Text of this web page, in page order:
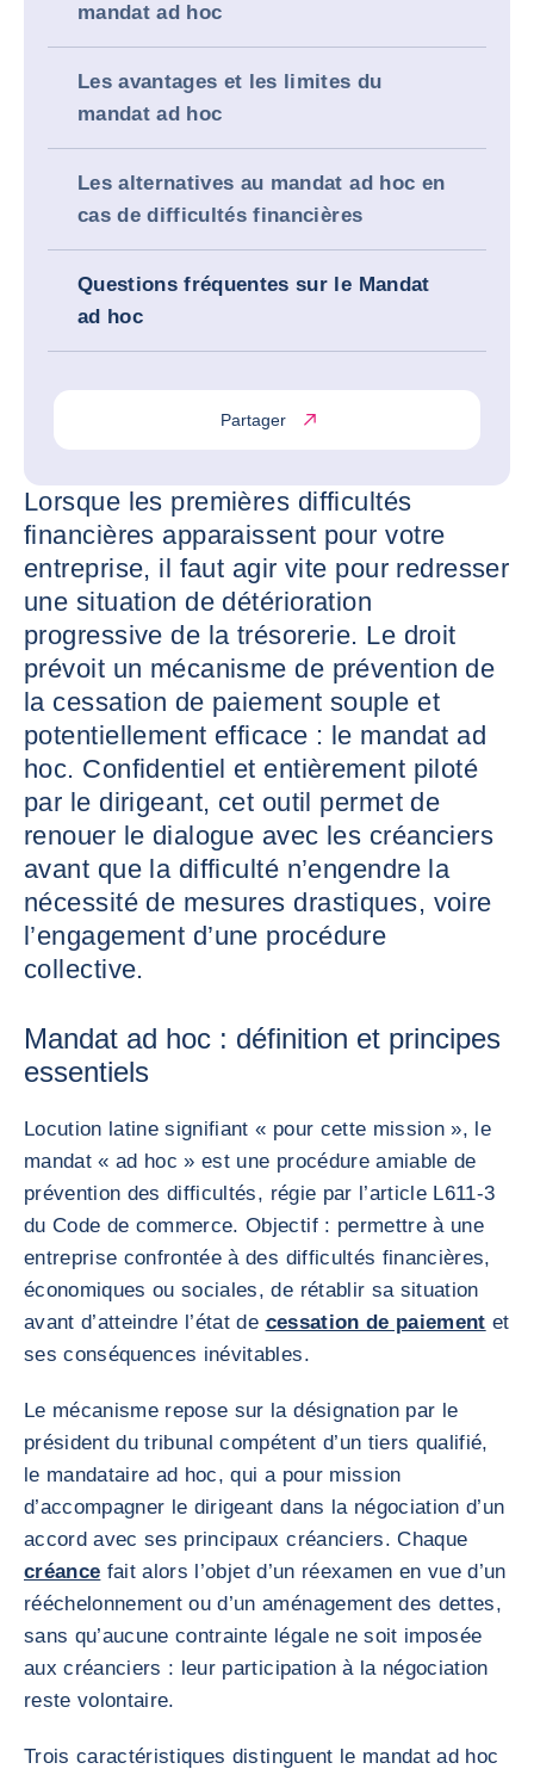
mandat ad hoc
Les avantages et les limites du
mandat ad hoc
Les alternatives au mandat ad hoc en
cas de difficultés financières
Questions fréquentes sur le Mandat
ad hoc
Partager
Lorsque les premières difficultés
financières apparaissent pour votre
entreprise, il faut agir vite pour redresser
une situation de détérioration
progressive de la trésorerie. Le droit
prévoit un mécanisme de prévention de
la cessation de paiement souple et
potentiellement efficace : le mandat ad
hoc. Confidentiel et entièrement piloté
par le dirigeant, cet outil permet de
renouer le dialogue avec les créanciers
avant que la difficulté n’engendre la
nécessité de mesures drastiques, voire
l’engagement d’une procédure
collective.
Mandat ad hoc : définition et principes
essentiels
Locution latine signifiant « pour cette mission », le
mandat « ad hoc » est une procédure amiable de
prévention des difficultés, régie par l’article L611-3
du Code de commerce. Objectif : permettre à une
entreprise confrontée à des difficultés financières,
économiques ou sociales, de rétablir sa situation
avant d’atteindre l’état de cessation de paiement et
ses conséquences inévitables.
Le mécanisme repose sur la désignation par le
président du tribunal compétent d’un tiers qualifié,
le mandataire ad hoc, qui a pour mission
d’accompagner le dirigeant dans la négociation d’un
accord avec ses principaux créanciers. Chaque
créance fait alors l’objet d’un réexamen en vue d’un
rééchelonnement ou d’un aménagement des dettes,
sans qu’aucune contrainte légale ne soit imposée
aux créanciers : leur participation à la négociation
reste volontaire.
Trois caractéristiques distinguent le mandat ad hoc